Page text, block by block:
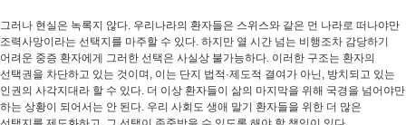
그러나 현실은 녹록지 않다. 우리나라의 환자들은 스위스와 같은 먼 나라로 떠나야만
조력사망이라는 선택지를 마주할 수 있다. 하지만 열 시간 넘는 비행조차 감당하기
어려운 중증 환자에게 그러한 선택은 사실상 불가능하다. 이러한 구조는 환자의
선택권을 차단하고 있는 것이며, 이는 단지 법적·제도적 결여가 아닌, 방치되고 있는
인권의 사각지대라 할 수 있다. 더 이상 환자들이 삶의 마지막을 위해 국경을 넘어야만
하는 상황이 되어서는 안 된다. 우리 사회도 생애 말기 환자들을 위한 더 많은